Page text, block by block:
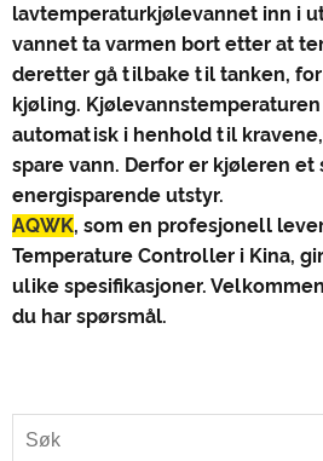
lavtemperaturkjølevannet inn i
vannet ta varmen bort etter at
deretter gå tilbake til tanken,
kjøling.
automatisk i henhold til
spare vann. Derfor er kjøleren et
energisparende utstyr.
AQWK, som en profesjonell
Temperature Controller i Kina,
ulike spesifikasjoner.
du har spørsmål.